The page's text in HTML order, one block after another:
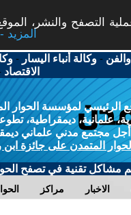
التصفح والنشر،
More info - المزيد
-وكالة أنباء اليسار -
الاقتصاد
الرئيسي لمؤسسة الحوار
علمانية، ديمقراطية،
مجتمع مدني علماني
المتمدن على جائزة ابن
مشاكل تقنية في تصفح
مراكز الاخبار